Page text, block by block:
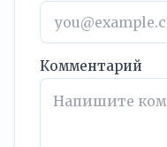
Комментарий